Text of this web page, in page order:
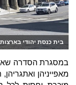
בית כנסת יהודי
במסגרת הסדרה שאנו
מאפייניהן